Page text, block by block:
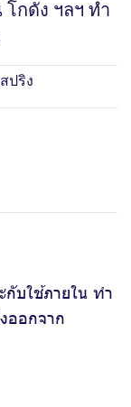
กดัง ฯลฯ ทำ
ปริง
กับใช้ภายใน ทำ
ออกจาก